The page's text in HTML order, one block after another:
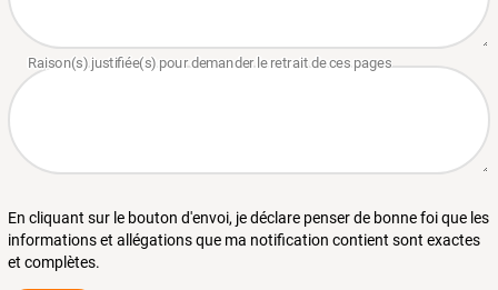
En cliquant sur le bouton d'envoi, je déclare penser de bonne foi que les
informations et allégations que ma notification contient sont exactes
et complètes.